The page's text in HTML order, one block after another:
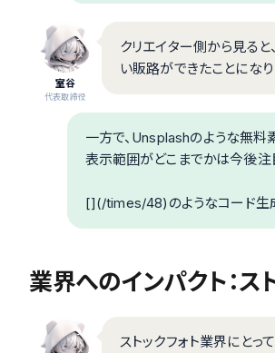
室谷
代表取締役
クリエイター側から見る
い販路ができたことにな
一方で、Unsplashのような無
表示範囲がどこまでかは今後注
[](/times/48)のようなコード生
業界へのインパクト：
ストックフォト業界にと